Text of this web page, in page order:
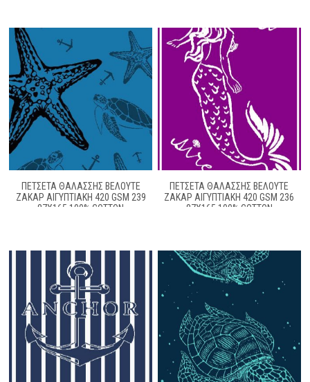
ΠΕΤΣΈΤΑ ΘΑΛΆΣΣΗΣ ΒΕΛΟΥΤΈ
ΖΑΚΆΡ ΑΙΓΥΠΤΙΑΚΉ 420 GSM 239
87X165 100% COTTON
ΠΕΤΣΈΤΑ ΘΑΛΆΣΣΗΣ ΒΕΛΟΥΤΈ
ΖΑΚΆΡ ΑΙΓΥΠΤΙΑΚΉ 420 GSM 236
87X165 100% COTTON